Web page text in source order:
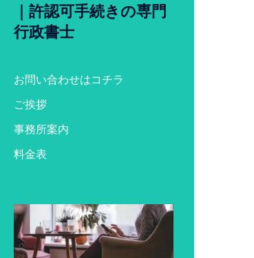
｜許認可手続きの専門
行政書士
お問い合わせはコチラ
ご挨拶
事務所案内
料金表